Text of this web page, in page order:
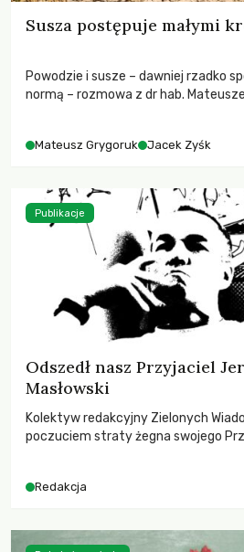
Susza postępuje małymi
Powodzie i susze – dawniej rzadko
normą – rozmowa z dr hab.
Mateusz Grygoruk Jacek Zyśk
Odszedł nasz Przyjaciel
Masłowski
Kolektyw redakcyjny Zielonych
poczuciem straty żegna swojego
Redakcja
Publikacje